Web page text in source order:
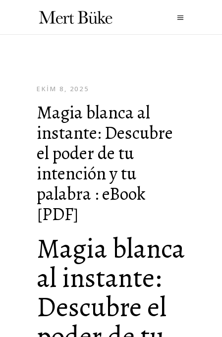
EKIM 8, 2025
Magia blanca al
instante: Descubre
el poder de tu
intención y tu
palabra : eBook
[PDF]
Magia blanca
al instante:
Descubre el